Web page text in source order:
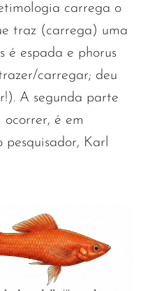
carrega o
traz (carrega) uma
é espada e phorus
carregar; deu
A segunda parte
ocorrer, é em
Karl